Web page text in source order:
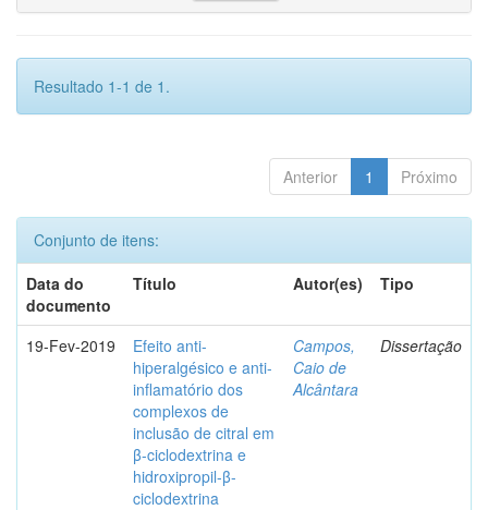
Resultado 1-1 de 1.
Anterior 1 Próximo
Conjunto de itens:
Data do
documento
Título Autor(es) Tipo
19-Fev-2019
Efeito anti-
hiperalgésico e anti-
inflamatório dos
complexos de
inclusão de citral em
β-ciclodextrina e
hidroxipropil-β-
ciclodextrina
Campos,
Caio de
Alcântara
Dissertação